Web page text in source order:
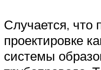
Случается, что
проектировке
системы